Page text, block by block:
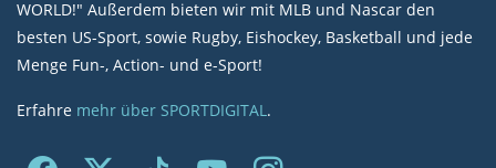
WORLD!" Außerdem bieten wir mit MLB und Nascar den
besten US-Sport, sowie Rugby, Eishockey, Basketball und jede
Menge Fun-, Action- und e-Sport!
Erfahre mehr über SPORTDIGITAL.